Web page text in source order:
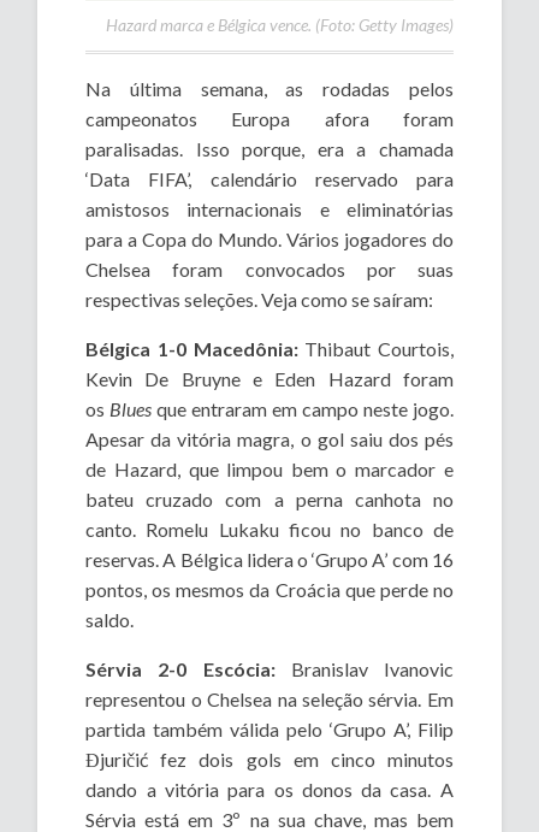
Hazard marca e Bélgica vence. (Foto: Getty Images)
Na última semana, as rodadas pelos
campeonatos Europa afora foram
paralisadas. Isso porque, era a chamada
‘Data FIFA’, calendário reservado para
amistosos internacionais e eliminatórias
para a Copa do Mundo. Vários jogadores do
Chelsea foram convocados por suas
respectivas seleções. Veja como se saíram:
Bélgica 1-0 Macedônia: Thibaut Courtois,
Kevin De Bruyne e Eden Hazard foram
os Bluesque entraram em campo neste jogo.
Apesar da vitória magra, o gol saiu dos pés
de Hazard, que limpou bem o marcador e
bateu cruzado com a perna canhota no
canto. Romelu Lukaku ficou no banco de
reservas. A Bélgica lidera o ‘Grupo A’ com 16
pontos, os mesmos da Croácia que perde no
saldo.
Sérvia 2-0 Escócia: Branislav Ivanovic
representou o Chelsea na seleção sérvia. Em
partida também válida pelo ‘Grupo A’, Filip
Đjuričić fez dois gols em cinco minutos
dando a vitória para os donos da casa. A
Sérvia está em 3º na sua chave, mas bem